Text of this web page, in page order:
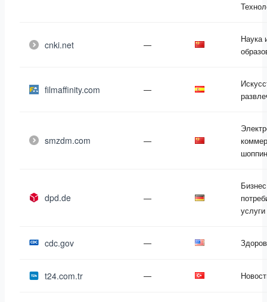
cnki.net —
Наука
filmaffinity.com —
smzdm.com —
dpd.de —
услуги
cdc.gov —
t24.com.tr —